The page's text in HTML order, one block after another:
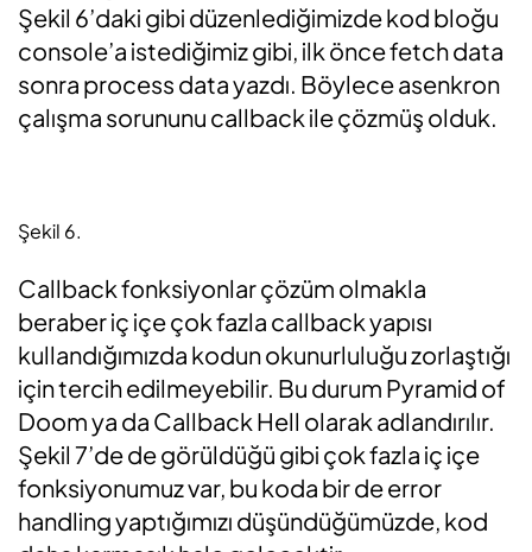
Şekil 6’daki gibi düzenlediğimizde kod bloğu
console’a istediğimiz gibi, ilk önce fetch data
sonra process data yazdı. Böylece asenkron
çalışma sorununu callback ile çözmüş olduk.
Şekil 6.
Callback fonksiyonlar çözüm olmakla
beraber iç içe çok fazla callback yapısı
kullandığımızda kodun okunurluluğu zorlaştığı
için tercih edilmeyebilir. Bu durum Pyramid of
Doom ya da Callback Hell olarak adlandırılır.
Şekil 7’de de görüldüğü gibi çok fazla iç içe
fonksiyonumuz var, bu koda bir de error
handling yaptığımızı düşündüğümüzde, kod